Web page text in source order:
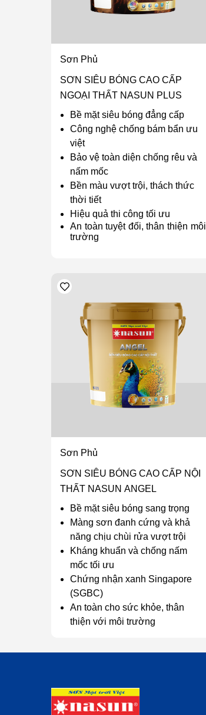
Sơn Phủ
SƠN SIÊU BÓNG CAO CẤP
NGOẠI THẤT NASUN PLUS
Bề mặt siêu bóng đẳng cấp
Công nghệ chống bám bẩn ưu
việt
Bảo vệ toàn diện chống rêu và
nấm mốc
Bền màu vượt trội, thách thức
thời tiết
Hiệu quả thi công tối ưu
An toàn tuyệt đối, thân thiện môi
trường
Sơn Phủ
SƠN SIÊU BÓNG CAO CẤP NỘI
THẤT NASUN ANGEL
Bề mặt siêu bóng sang trọng
Màng sơn đanh cứng và khả
năng chịu chùi rửa vượt trội
Kháng khuẩn và chống nấm
mốc tối ưu
Chứng nhận xanh Singapore
(SGBC)
An toàn cho sức khỏe, thân
thiện với môi trường